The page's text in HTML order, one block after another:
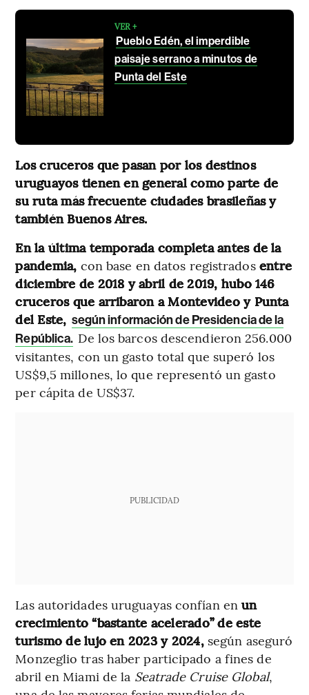
VER +
Pueblo Edén, el imperdible
paisaje serrano a minutos de
Punta del Este
Los cruceros que pasan por los destinos
uruguayos tienen en general como parte de
su ruta más frecuente ciudades brasileñas y
también Buenos Aires.
En la última temporada completa antes de la
pandemia, con base en datos registrados entre
diciembre de 2018 y abril de 2019, hubo 146
cruceros que arribaron a Montevideo y Punta
del Este, según información de Presidencia de la
República. De los barcos descendieron 256.000
visitantes, con un gasto total que superó los
US$9,5 millones, lo que representó un gasto
per cápita de US$37.
PUBLICIDAD
Las autoridades uruguayas confían enun
crecimiento “bastante acelerado” de este
turismo de lujo en 2023 y 2024, según aseguró
Monzeglio tras haber participado a fines de
abril en Miami de la Seatrade Cruise Global,